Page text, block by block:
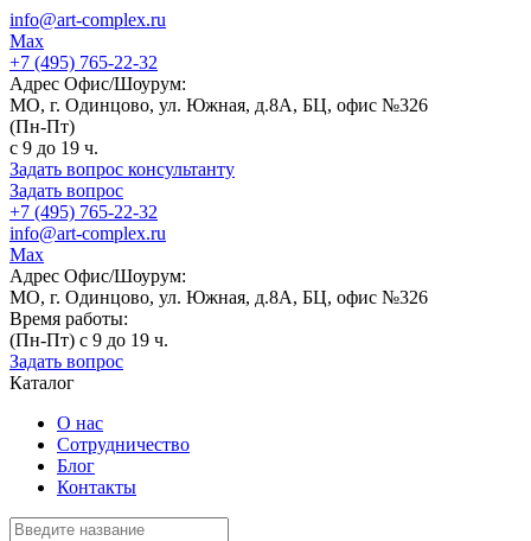
info@art-complex.ru
Max
+7 (495) 765-22-32
Адрес Офис/Шоурум:
МО, г. Одинцово, ул. Южная, д.8А, БЦ, офис №326
(Пн-Пт)
с 9 до 19 ч.
Задать вопрос консультанту
Задать вопрос
+7 (495) 765-22-32
info@art-complex.ru
Max
Адрес Офис/Шоурум:
МО, г. Одинцово, ул. Южная, д.8А, БЦ, офис №326
Время работы:
(Пн-Пт) с 9 до 19 ч.
Задать вопрос
Каталог
О нас
Сотрудничество
Блог
Контакты